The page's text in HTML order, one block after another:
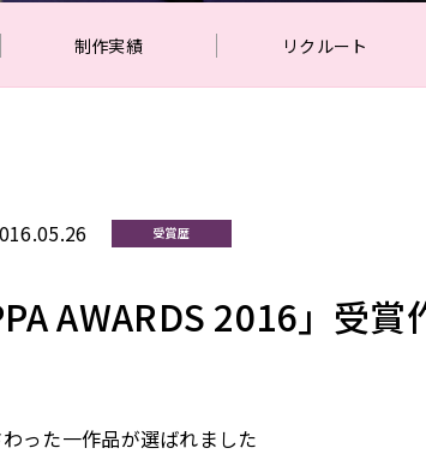
制作実績 リクルート
受賞歴
AWARDS 2016」受賞
わった一作品が選ばれました